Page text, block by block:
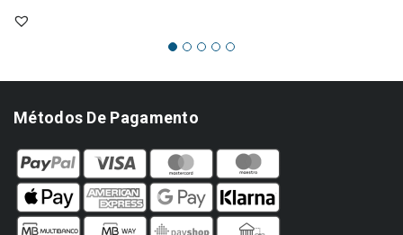
Métodos De Pagamento